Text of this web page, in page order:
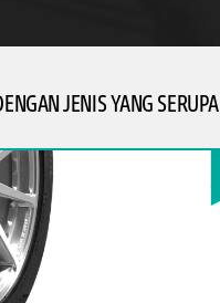
JENIS YANG SERUPA